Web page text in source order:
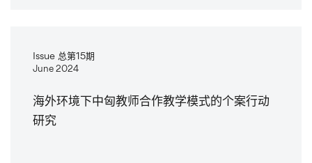
Issue 总第15期
June 2024
海外环境下中匈教师合作教学模式的个案行动
研究